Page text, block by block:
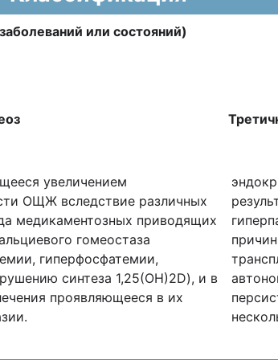
или состояний)
увеличением
ОЩЖ вследствие различных
медикаментозных приводящих
гомеостаза
гиперфосфатемии,
синтеза 1,25(ОН)2D), и в
проявляющееся в их